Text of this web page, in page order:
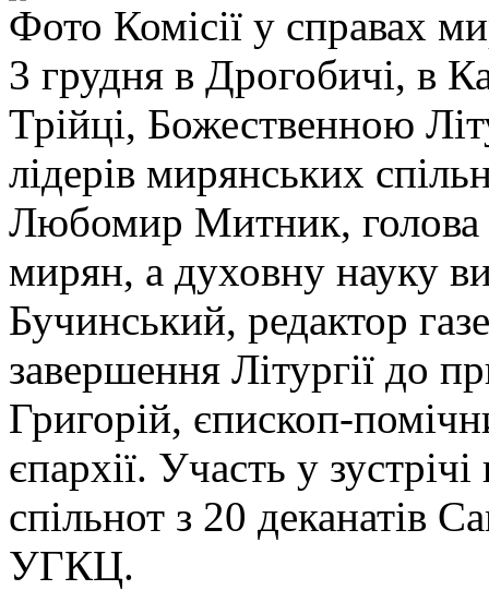
Фото Комісії у справах
3 грудня в Дрогобичі, в
Трійці, Божественною
лідерів мирянських
Любомир Митник, голова
мирян, а духовну науку
Бучинський, редактор
завершення Літургії до
Григорій, єпископ-
єпархії. Участь у
спільнот з 20 деканатів
УГКЦ.